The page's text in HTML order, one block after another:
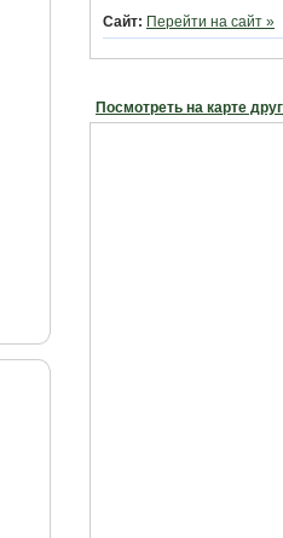
Сайт: Перейти на сайт »
Посмотреть на карте